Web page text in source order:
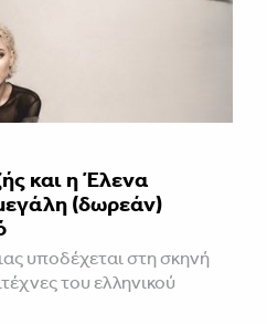
και η Έλενα
(δωρεάν)
υποδέχεται στη σκηνή
του ελληνικού